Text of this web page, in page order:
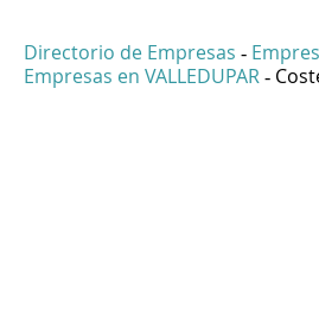
Directorio de Empresas -
Empresas en VALLEDUPAR -